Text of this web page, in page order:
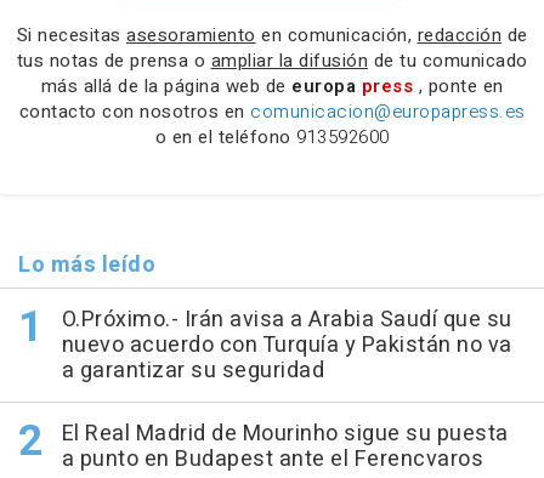
Si necesitas asesoramiento en comunicación, redacción de
tus notas de prensa o ampliar la difusión de tu comunicado
más allá de la página web de europa press , ponte en
contacto con nosotros en comunicacion@europapress.es
o en el teléfono 913592600
Lo más leído
O.Próximo.- Irán avisa a Arabia Saudí que su
nuevo acuerdo con Turquía y Pakistán no va
a garantizar su seguridad
El Real Madrid de Mourinho sigue su puesta
a punto en Budapest ante el Ferencvaros